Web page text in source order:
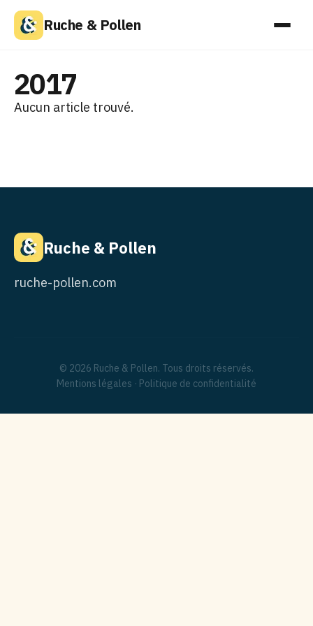
Ruche & Pollen
2017
Aucun article trouvé.
Ruche & Pollen
ruche-pollen.com
© 2026 Ruche & Pollen. Tous droits réservés.
Mentions légales · Politique de confidentialité